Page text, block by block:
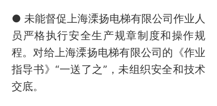
● 未能督促上海溧扬电梯有限公司作业人
员严格执行安全生产规章制度和操作规
程。对给上海溧扬电梯有限公司的《作业
指导书》“一送了之”，未组织安全和技术
交底。